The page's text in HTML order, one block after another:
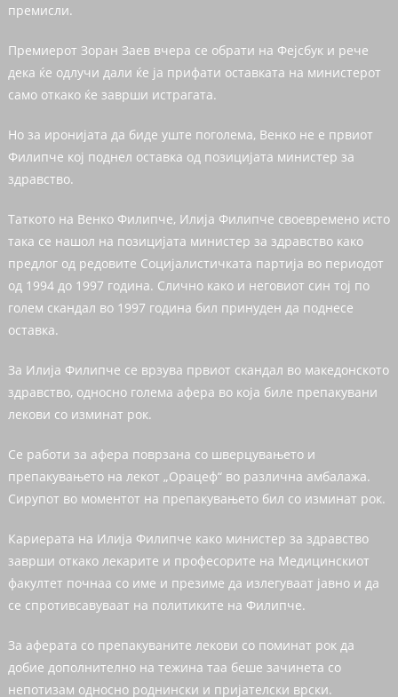
премисли.
Премиерот Зоран Заев вчера се обрати на Фејсбук и рече
дека ќе одлучи дали ќе ја прифати оставката на министерот
само откако ќе заврши истрагата.
Но за иронијата да биде уште поголема, Венко не е првиот
Филипче кој поднел оставка од позицијата министер за
здравство.
Таткото на Венко Филипче, Илија Филипче своевремено исто
така се нашол на позицијата министер за здравство како
предлог од редовите Социјалистичката партија во периодот
од 1994 до 1997 година. Слично како и неговиот син тој по
голем скандал во 1997 година бил принуден да поднесе
оставка.
За Илија Филипче се врзува првиот скандал во македонското
здравство, односно голема афера во која биле препакувани
лекови со изминат рок.
Се работи за афера поврзана со шверцувањето и
препакувањето на лекот „Орацеф“ во различна амбалажа.
Сирупот во моментот на препакувањето бил со изминат рок.
Кариерата на Илија Филипче како министер за здравство
заврши откако лекарите и професорите на Медицинскиот
факултет почнаа со име и презиме да излегуваат јавно и да
се спротивсавуваат на политиките на Филипче.
За аферата со препакуваните лекови со поминат рок да
добие дополнително на тежина таа беше зачинета со
непотизам односно роднински и пријателски врски.